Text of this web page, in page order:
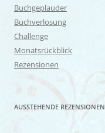
Buchgeplauder
Buchverlosung
Challenge
Monatsrückblick
Rezensionen
AUSSTEHENDE REZENSIONEN